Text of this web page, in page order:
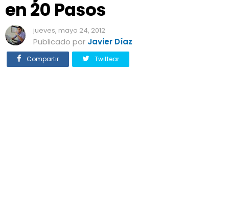
i
c
i
a
en 20 Pasos
jueves, mayo 24, 2012
Publicado por Javier Díaz
Compartir Twittear